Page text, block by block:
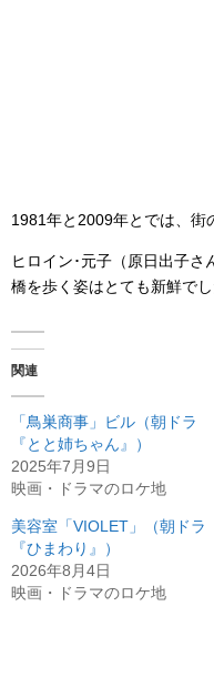
1981年と2009年とでは、街
ヒロイン･元子（原日出子さ
橋を歩く姿はとても新鮮でし
関連
「鳥巣商事」ビル（朝ドラ
『とと姉ちゃん』）
2025年7月9日
映画・ドラマのロケ地
美容室「VIOLET」（朝ドラ
『ひまわり』）
2026年8月4日
映画・ドラマのロケ地